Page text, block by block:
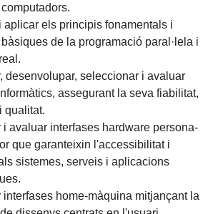
aplicar els principis fonamentals i
de la programació paral·lela i
desenvolupar, seleccionar i avaluar
assegurant la seva fiabilitat,
qualitat.
i avaluar interfases hardware persona-
que garanteixin l'accessibilitat i
sistemes, serveis i aplicacions
interfases home-màquina mitjançant la